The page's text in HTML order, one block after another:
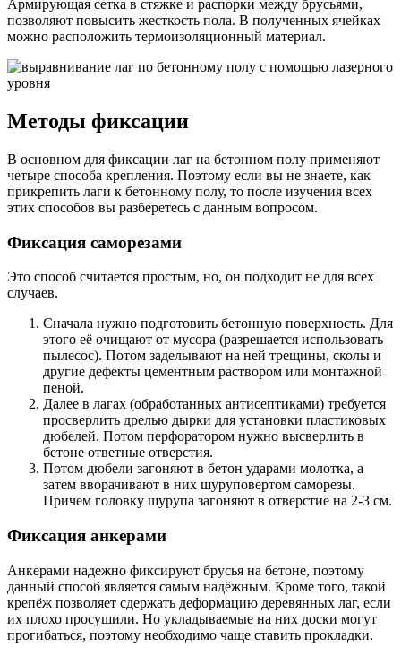
Армирующая сетка в стяжке и распорки между брусьями,
позволяют повысить жесткость пола. В полученных ячейках
можно расположить термоизоляционный материал.
Методы фиксации
В основном для фиксации лаг на бетонном полу применяют
четыре способа крепления. Поэтому если вы не знаете, как
прикрепить лаги к бетонному полу, то после изучения всех
этих способов вы разберетесь с данным вопросом.
Фиксация саморезами
Это способ считается простым, но, он подходит не для всех
случаев.
Сначала нужно подготовить бетонную поверхность. Для
этого её очищают от мусора (разрешается использовать
пылесос). Потом заделывают на ней трещины, сколы и
другие дефекты цементным раствором или монтажной
пеной.
Далее в лагах (обработанных антисептиками) требуется
просверлить дрелью дырки для установки пластиковых
дюбелей. Потом перфоратором нужно высверлить в
бетоне ответные отверстия.
Потом дюбели загоняют в бетон ударами молотка, а
затем вворачивают в них шуруповертом саморезы.
Причем головку шурупа загоняют в отверстие на 2-3 см.
Фиксация анкерами
Анкерами надежно фиксируют брусья на бетоне, поэтому
данный способ является самым надёжным. Кроме того, такой
крепёж позволяет сдержать деформацию деревянных лаг, если
их плохо просушили. Но укладываемые на них доски могут
прогибаться, поэтому необходимо чаще ставить прокладки.